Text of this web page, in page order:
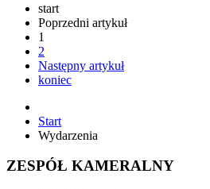
start
Poprzedni artykuł
1
2
Następny artykuł
koniec
Start
Wydarzenia
ZESPÓŁ KAMERALNY